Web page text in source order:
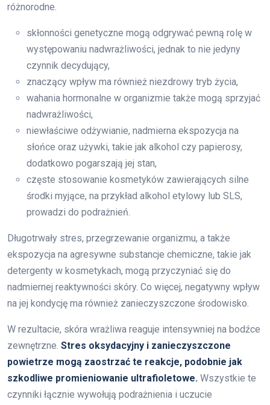
różnorodne.
skłonności genetyczne mogą odgrywać pewną rolę w
występowaniu nadwrażliwości, jednak to nie jedyny
czynnik decydujący,
znaczący wpływ ma również niezdrowy tryb życia,
wahania hormonalne w organizmie także mogą sprzyjać
nadwrażliwości,
niewłaściwe odżywianie, nadmierna ekspozycja na
słońce oraz używki, takie jak alkohol czy papierosy,
dodatkowo pogarszają jej stan,
częste stosowanie kosmetyków zawierających silne
środki myjące, na przykład alkohol etylowy lub SLS,
prowadzi do podrażnień.
Długotrwały stres, przegrzewanie organizmu, a także
ekspozycja na agresywne substancje chemiczne, takie jak
detergenty w kosmetykach, mogą przyczyniać się do
nadmiernej reaktywności skóry. Co więcej, negatywny wpływ
na jej kondycję ma również zanieczyszczone środowisko.
W rezultacie, skóra wrażliwa reaguje intensywniej na bodźce
zewnętrzne. Stres oksydacyjny i zanieczyszczone
powietrze mogą zaostrzać te reakcje, podobnie jak
szkodliwe promieniowanie ultrafioletowe. Wszystkie te
czynniki łącznie wywołują podrażnienia i uczucie